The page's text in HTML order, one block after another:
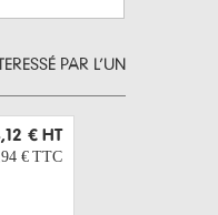
PAR L’UN
€ HT
€ TTC